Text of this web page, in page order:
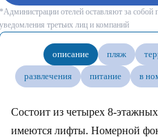
*Администрации отелей оставляют за собой
уведомления третьих лиц и компаний
описание пляж
развлечения питание в
Состоит из четырех 8-
имеются лифты. Номерной